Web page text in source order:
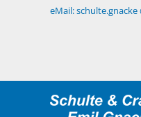
eMail:schulte.gnacke